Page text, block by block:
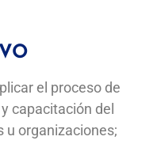
el proceso de
y capacitación del
u organizaciones;